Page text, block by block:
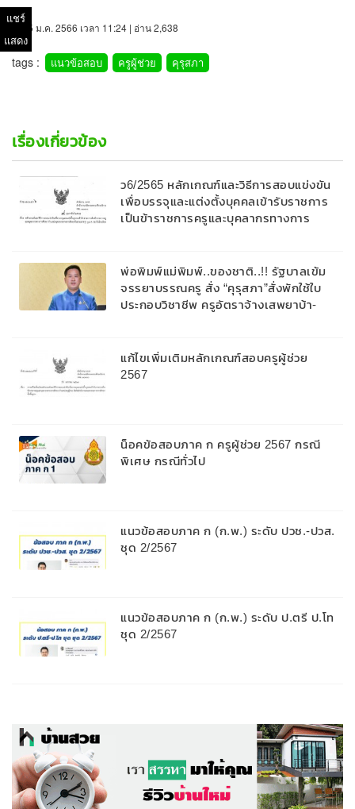
15 ม.ค. 2566 เวลา 11:24 | อ่าน 2,638
tags : แนวข้อสอบ ครูผู้ช่วย คุรุสภา
เรื่องเกี่ยวข้อง
ว6/2565 หลักเกณฑ์และวิธีการสอบแข่งขัน
เพื่อบรรจุและแต่งตั้งบุคคลเข้ารับราชการ
เป็นข้าราชการครูและบุคลากรทางการ
ศาสตร์จุฬาภรณราชวิทยาลัย สังกัด
สำนักงานคณะกรรมการการศึกษาขั้นพื้น
ฐาน
พ่อพิมพ์แม่พิมพ์..ของชาติ..!! รัฐบาลเข้ม
จรรยาบรรณครู สั่ง “คุรุสภา”สั่งพักใช้ใบ
ประกอบวิชาชีพ ครูอัตราจ้างเสพยาบ้า-
แก้ไขเพิ่มเติมหลักเกณฑ์สอบครูผู้ช่วย
2567
น็อคข้อสอบภาค ก ครูผู้ช่วย 2567 กรณี
พิเศษ กรณีทั่วไป
แนวข้อสอบภาค ก (ก.พ.) ระดับ ปวช.-ปวส.
ชุด 2/2567
แนวข้อสอบภาค ก (ก.พ.) ระดับ ป.ตรี ป.โท
ชุด 2/2567
แชร์
แสดง